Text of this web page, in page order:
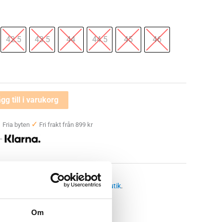
Om
42.5 43.5 44 44.5 45 46
till i varukorg
Fria byten ✓ Fri frakt från 899 kr
kontakta din närmsta
butik.